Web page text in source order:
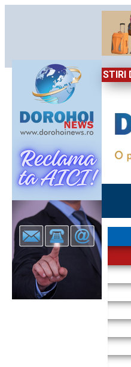
STIRI
2026: Energie și nostalgie în